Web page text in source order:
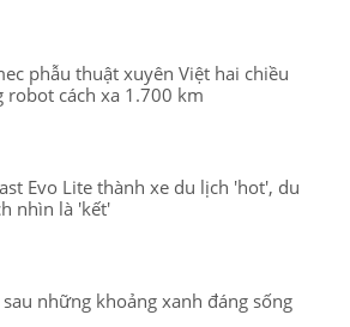
phẫu thuật xuyên Việt hai chiều
robot cách xa 1.700 km
Evo Lite thành xe du lịch 'hot', du
nhìn là 'kết'
sau những khoảng xanh đáng sống